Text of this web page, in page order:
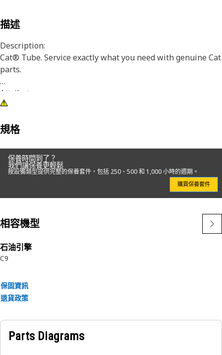
描述
Description:
Cat® Tube. Service exactly what you need with genuine Cat
parts.
Attributes:
•Direct OEM Replacement
Applications:
規格
保養時間到了？
我們讓保養更輕鬆
按設備類型提供完整的保養套件，包括 250、500 和 1,000 小時的週期。
購買保養套件
相容機型
石油引擎
C9
保固資訊
退貨政策
Parts Diagrams